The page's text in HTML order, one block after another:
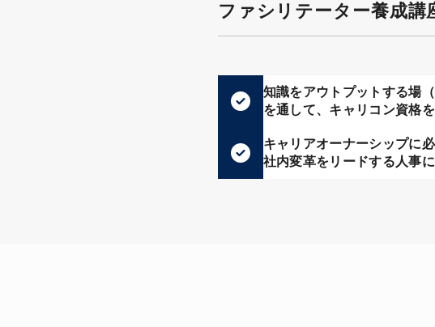
ファシリテーター養成講
知識をアウトプットする場
を通して、キャリコン資格
キャリアオーナーシップに
社内変革をリードする人事